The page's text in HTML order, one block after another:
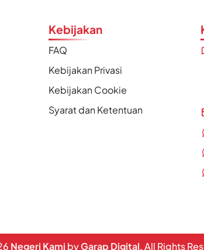
Kebijakan
FAQ
Kebijakan Privasi
Kebijakan Cookie
Syarat dan Ketentuan
Negeri Kami byGarap Digital. All Rights